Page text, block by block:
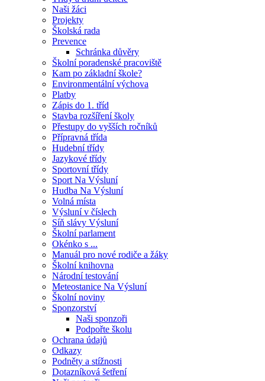
Naši žáci
Projekty
Školská rada
Prevence
Schránka důvěry
Školní poradenské pracoviště
Kam po základní škole?
Environmentální výchova
Platby
Zápis do 1. tříd
Stavba rozšíření školy
Přestupy do vyšších ročníků
Přípravná třída
Hudební třídy
Jazykové třídy
Sportovní třídy
Sport Na Výsluní
Hudba Na Výsluní
Volná místa
Výsluní v číslech
Síň slávy Výsluní
Školní parlament
Okénko s ...
Manuál pro nové rodiče a žáky
Školní knihovna
Národní testování
Meteostanice Na Výsluní
Školní noviny
Sponzorství
Naši sponzoři
Podpořte školu
Ochrana údajů
Odkazy
Podněty a stížnosti
Dotazníková šetření